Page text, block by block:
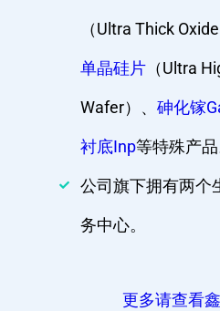
（Ultra Thick
单晶硅片 （Ultra
Wafer）、 砷化镓
衬底Inp等特殊产品
公司旗下拥有两个
务中心。
更多请查看